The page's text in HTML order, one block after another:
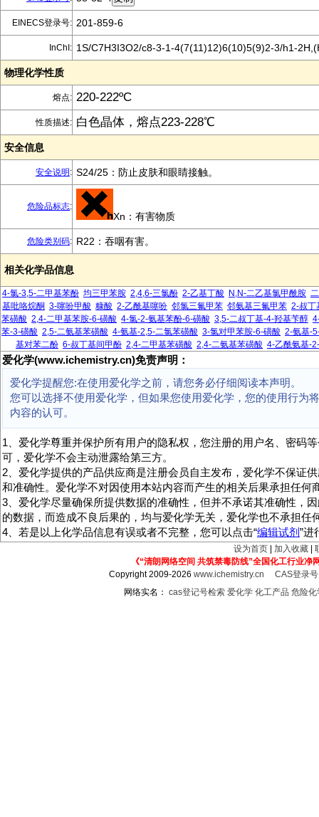
EINECS登录号: 201-859-6
InChI: 1S/C7H3I3O2/c8-3-1-4(7(11)12)6(10)5(9)2-3/h1-
物理化学性质
熔点: 220-222ºC
性质描述: 白色晶体，熔点223-228℃
安全信息
安全说明 : S24/25：防止皮肤和眼睛接触。
危险品标志:
Xn：有害物质
危险类别码: R22：吞咽有害。
相关化学品信息
4-氯-3,5-二甲基苯酚 均三甲苯胺 2,4,6-三氯酚 2-乙基丁酸 N,N-二乙基氯甲酰胺
基吡咯烷酮 3-噻吩甲酸 糠酸 2-乙酰基噻吩 邻氯三氟甲苯 邻氨基三氟甲苯 2-叔丁
苯磺酸 2,4-二甲基苯胺-6-磺酸 4-氯-2-氨基苯酚-6-磺酸 3,5-二叔丁基-4-羟基苄醇
苯-3-磺酸 2,5-二氨基苯磺酸 4-氨基-2,5-二氯苯磺酸 3-氯对甲苯胺-6-磺酸 2-氨基-
基对苯二酚 6-叔丁基间甲酚 2,4-二甲基苯磺酸 2,4-二氨基苯磺酸 4-乙酰氨基-
爱化学(www.ichemistry.cn)免责声明：
爱化学提醒您:在使用爱化学之前，请您务必仔细阅读本声明。
您可以选择不使用爱化学，但如果您使用爱化学，您的使用行为
内容的认可。
1、爱化学尊重并保护所有用户的隐私权，您注册的用户名、密码
可，爱化学不会主动泄露给第三方。
2、爱化学提供的产品供应商是注册会员自主发布，爱化学不保证
和准确性。爱化学不对因使用本站内容而产生的相关后果承担任何
3、爱化学尽量确保所提供数据的准确性，但并不承诺其准确性，
的数据，而造成不良后果的，均与爱化学无关，爱化学也不承担任
4、若是以上化学品信息有误或者不完整，您可以点击“编辑试剂”进
设为首页 加入收藏
《“清朗网络空间 共筑禁毒防线”全国化工行业净
Copyright 2009-2026www.ichemistry.cn
CAS登录
网络实名： cas登记号检索 爱化学 化工产品 危险化